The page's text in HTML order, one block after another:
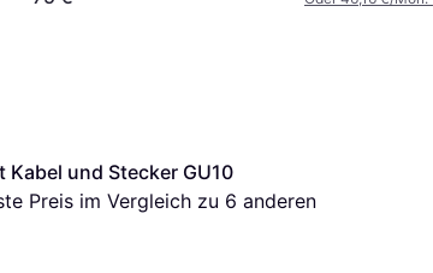
und Stecker GU10
Preis im Vergleich zu 6 anderen